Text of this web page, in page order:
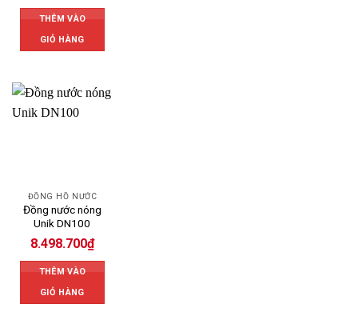
THÊM VÀO
GIỎ HÀNG
ĐỒNG HỒ NƯỚC
Đồng nước nóng
Unik DN100
8.498.700₫
THÊM VÀO
GIỎ HÀNG